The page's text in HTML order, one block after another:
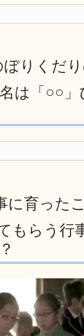
りくだり
は「○○
育った
もらう行